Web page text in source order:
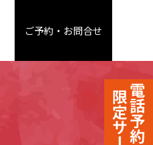
ご予約・ お問合せ